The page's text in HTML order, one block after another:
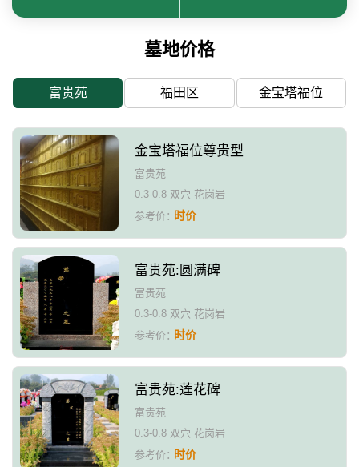
墓地价格
富贵苑 福田区 金宝塔福位
金宝塔福位尊贵型
富贵苑
0.3-0.8 双穴 花岗岩
参考价：时价
富贵苑:圆满碑
富贵苑
0.3-0.8 双穴 花岗岩
参考价：时价
富贵苑:莲花碑
富贵苑
0.3-0.8 双穴 花岗岩
参考价：时价